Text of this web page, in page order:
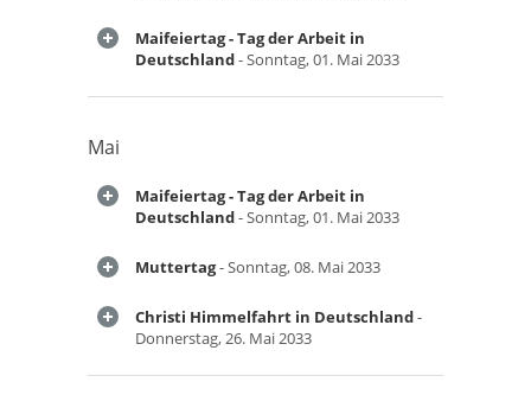
Maifeiertag - Tag der Arbeit in
Deutschland- Sonntag, 01. Mai 2033
Mai
Maifeiertag - Tag der Arbeit in
Deutschland- Sonntag, 01. Mai 2033
Muttertag- Sonntag, 08. Mai 2033
Christi Himmelfahrt in Deutschland-
Donnerstag, 26. Mai 2033